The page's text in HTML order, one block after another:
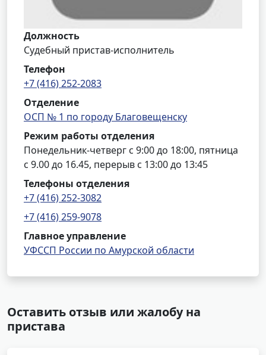
Должность
Судебный пристав-исполнитель
Телефон
+7 (416) 252-2083
Отделение
ОСП № 1 по городу Благовещенску
Режим работы отделения
Понедельник-четверг с 9:00 до 18:00, пятница
с 9.00 до 16.45, перерыв с 13:00 до 13:45
Телефоны отделения
+7 (416) 252-3082
+7 (416) 259-9078
Главное управление
УФССП России по Амурской области
Оставить отзыв или жалобу на
пристава